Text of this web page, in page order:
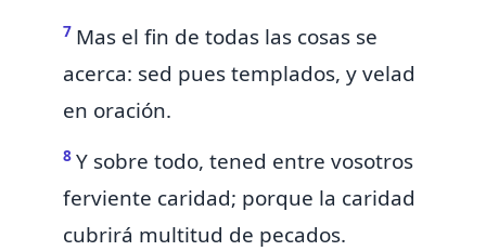
7 Mas el fin de todas las cosas se
acerca: sed pues templados, y velad
en oración.
8 Y sobre todo, tened entre vosotros
ferviente caridad; porque la caridad
cubrirá multitud de pecados.